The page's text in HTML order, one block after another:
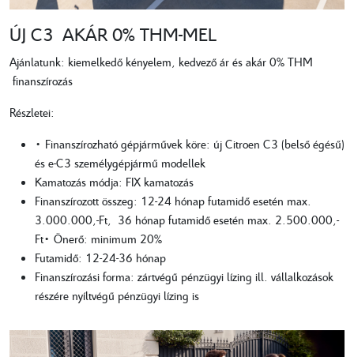
ÚJ C3 AKÁR 0% THM-MEL
Ajánlatunk: kiemelkedő kényelem, kedvező ár és akár 0% THM
finanszírozás
Részletei:
• Finanszírozható gépjárművek köre: új Citroen C3 (belső égésű)
és e-C3 személygépjármű modellek
Kamatozás módja: FIX kamatozás
Finanszírozott összeg: 12-24 hónap futamidő esetén max.
3.000.000,-Ft, 36 hónap futamidő esetén max. 2.500.000,-
Ft• Önerő: minimum 20%
Futamidő: 12-24-36 hónap
Finanszírozási forma: zártvégű pénzügyi lízing ill. vállalkozások
részére nyíltvégű pénzügyi lízing is